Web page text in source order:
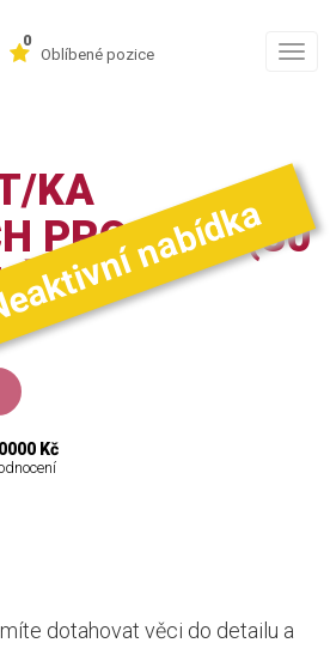
0
Oblíbené pozice
KA
PROCESŮ (30
nabídka
Kč
dotahovat věci do detailu a